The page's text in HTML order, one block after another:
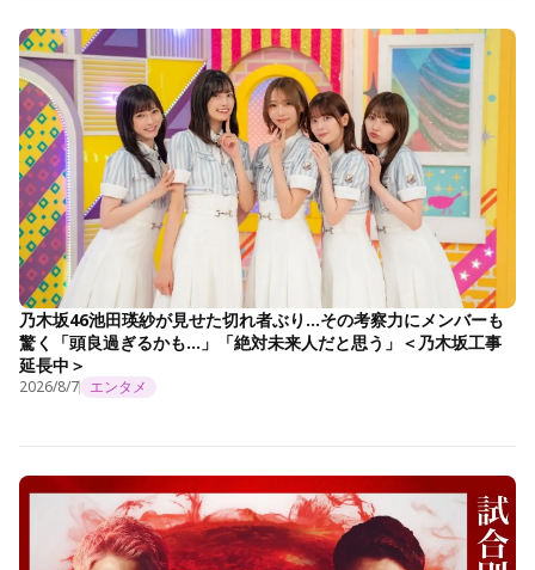
乃木坂46池田瑛紗が見せた切れ者ぶり…その考察力にメンバーも
驚く「頭良過ぎるかも…」「絶対未来人だと思う」＜乃木坂工事
延長中＞
2026/8/7 エンタメ